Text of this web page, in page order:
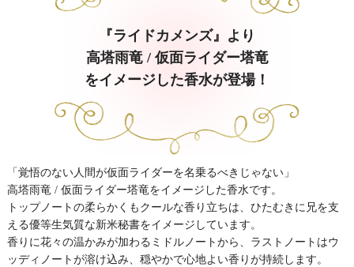
『ライドカメンズ』より
高塔雨竜 / 仮面ライダー塔竜
をイメージした香水が登場！
「覚悟のない人間が仮面ライダーを名乗るべきじゃない」
高塔雨竜 / 仮面ライダー塔竜をイメージした香水です。
トップノートの柔らかくもクールな香り立ちは、ひたむきに兄を支
える優等生気質な新米秘書をイメージしています。
香りに花々の温かみが加わるミドルノートから、ラストノートはウ
ッディノートが溶け込み、穏やかで心地よい香りが持続します。